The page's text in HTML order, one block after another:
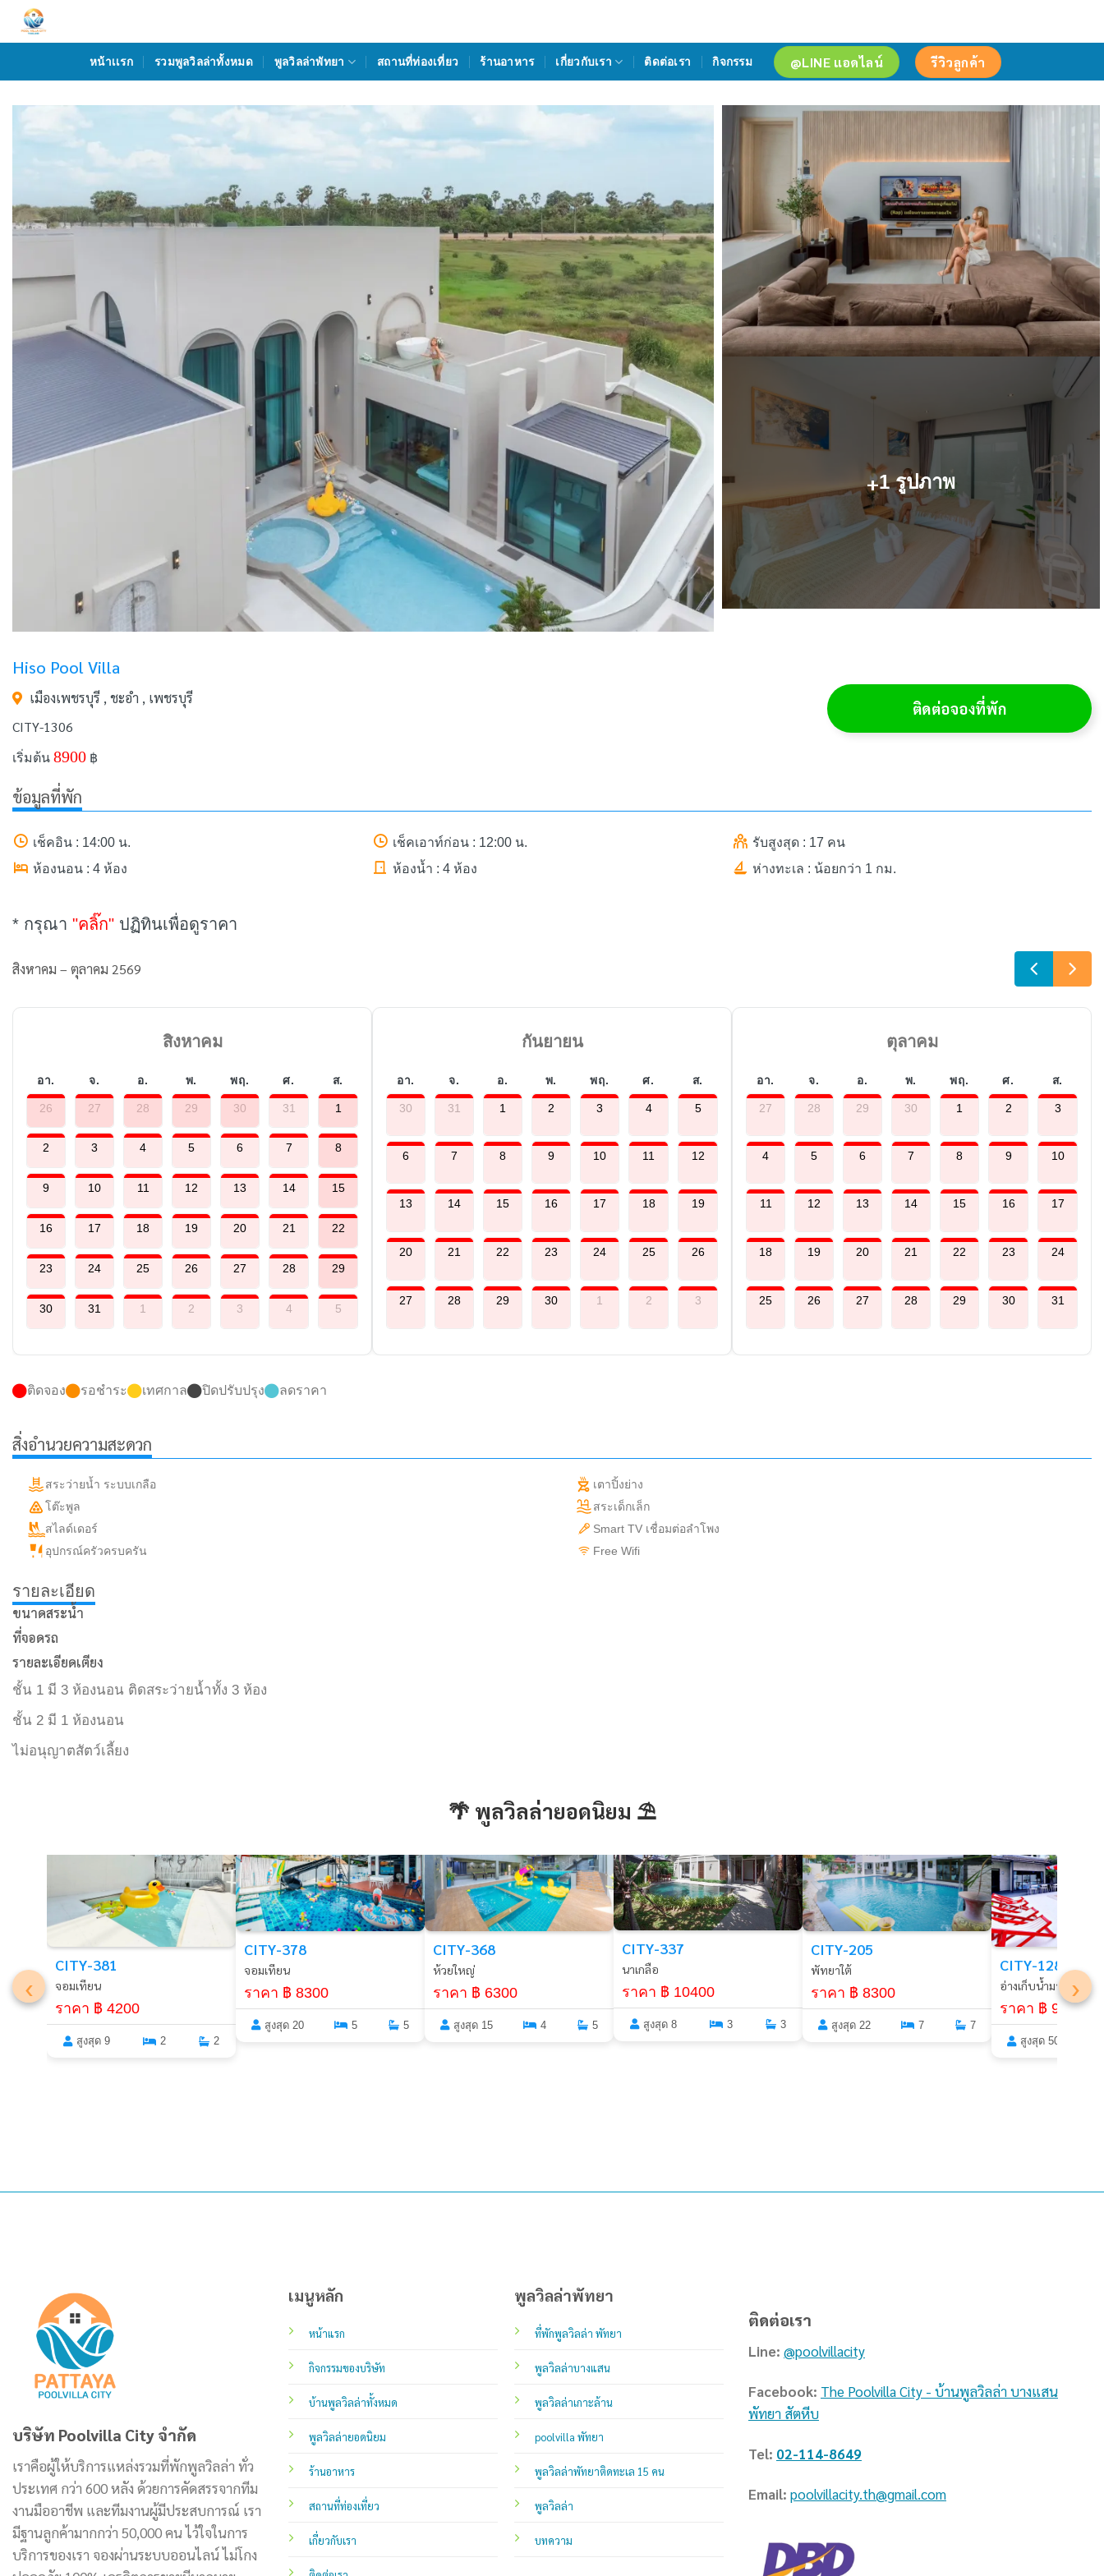
หน้าเเรก รวมพูลวิลล่าทั้งหมด พูลวิลล่าพัทยา สถานที่ท่องเที่ยว ร้านอาหาร เกี่ยวกับเรา ติดต่อเรา กิจกรรม @LINE แอดไลน์ รีวิวลูกค้า
+1 รูปภาพ
Hiso Pool Villa
เมืองเพชรบุรี , ชะอำ , เพชรบุรี
CITY-1306
เริ่มต้น 8900 ฿
ติดต่อจองที่พัก
ข้อมูลที่พัก
เช็คอิน : 14:00 น. เช็คเอาท์ก่อน : 12:00 น.
รับสูงสุด : 17 คน
ห้องนอน : 4 ห้อง
ห้องน้ำ : 4 ห้อง ห่างทะเล : น้อยกว่า 1 กม.
* กรุณา "คลิ๊ก" ปฏิทินเพื่อดูราคา
สิงหาคม – ตุลาคม 2569
สิงหาคม
อา. จ. อ. พ. พฤ. ศ. ส.
26 27 28 29 30 31 1
2 3 4 5 6 7 8
9 10 11 12 13 14 15
16 17 18 19 20 21 22
23 24 25 26 27 28 29
30 31 1 2 3 4 5
กันยายน
อา. จ. อ. พ. พฤ. ศ. ส.
30 31 1 2 3 4 5
6 7 8 9 10 11 12
13 14 15 16 17 18 19
20 21 22 23 24 25 26
27 28 29 30 1 2 3
ตุลาคม
อา. จ. อ. พ. พฤ. ศ. ส.
27 28 29 30 1 2 3
4 5 6 7 8 9 10
11 12 13 14 15 16 17
18 19 20 21 22 23 24
25 26 27 28 29 30 31
ติดจอง รอชำระ เทศกาล ปิดปรับปรุง ลดราคา
สิ่งอำนวยความสะดวก
สระว่ายน้ำ ระบบเกลือ
โต๊ะพูล
สไลด์เดอร์
อุปกรณ์ครัวครบครัน
เตาปิ้งย่าง
สระเด็กเล็ก
Smart TV เชื่อมต่อลำโพง
Free Wifi
รายละเอียด
ขนาดสระน้ำ
ที่จอดรถ
รายละเอียดเตียง
ชั้น 1 มี 3 ห้องนอน ติดสระว่ายน้ำทั้ง 3 ห้อง
ชั้น 2 มี 1 ห้องนอน
ไม่อนุญาตสัตว์เลี้ยง
🌴 พูลวิลล่ายอดนิยม ⛱️
‹ ›
CITY-381
จอมเทียน
ราคา ฿ 4200
สูงสุด 9 2 2
CITY-378
จอมเทียน
ราคา ฿ 8300
สูงสุด 20 5 5
พัทยา
CITY-368
ห้วยใหญ่
ราคา ฿ 6300
สูงสุด 15 4 5
พัทยา
CITY-337
นาเกลือ
ราคา ฿ 10400
สูงสุด 8 3 3
CITY-205
พัทยาใต้
ราคา ฿ 8300
สูงสุด 22 7 7
CITY-128
อ่างเก็บน้ำมาบประชัน
ราคา ฿ 9400
สูงสุด 50
บริษัท Poolvilla City จำกัด
เราคือผู้ให้บริการแหล่งรวมที่พักพูลวิลล่า ทั่ว
ประเทศ กว่า 600 หลัง ด้วยการคัดสรรจากทีม
งานมืออาชีพ และทีมงานผู้มีประสบการณ์ เรา
มีฐานลูกค้ามากกว่า 50,000 คน ไว้ใจในการ
บริการของเรา จองผ่านระบบออนไลน์ ไม่โกง
เมนูหลัก
หน้าแรก
กิจกรรมของบริษัท
บ้านพูลวิลล่าทั้งหมด
พูลวิลล่ายอดนิยม
ร้านอาหาร
สถานที่ท่องเที่ยว
เกี่ยวกับเรา
พูลวิลล่าพัทยา
ที่พักพูลวิลล่า พัทยา
พูลวิลล่าบางแสน
พูลวิลล่าเกาะล้าน
poolvilla พัทยา
พูลวิลล่าพัทยาติดทะเล 15 คน
พูลวิลล่า
บทความ
ติดต่อเรา
Line: @poolvillacity
Facebook: The Poolvilla City - บ้านพูลวิลล่า บางแสน
พัทยา สัตหีบ
Tel: 02-114-8649
Email: poolvillacity.th@gmail.com